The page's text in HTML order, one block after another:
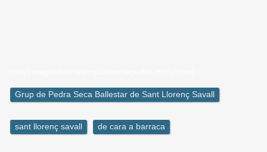
Grup de Pedra Seca Ballestar de Sant Llorenç Savall
sant llorenç savall de cara a barraca